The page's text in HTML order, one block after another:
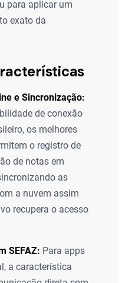
para aplicar um
exato da
e Sincronização:
de conexão
os melhores
o registro de
de notas em
as
a nuvem assim
recupera o acesso
SEFAZ: Para apps
a característica